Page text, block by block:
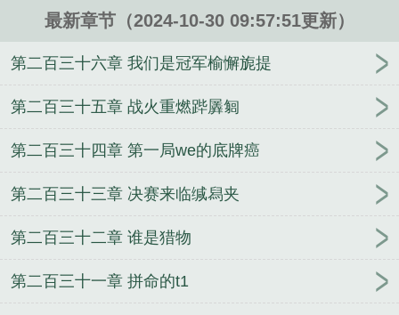
是迪迦
这个打野有点猛
lol这个打野是迪迦笔趣阁
这打野走位就nmb离谱原版
LOL这个打野 lol这个打
野有亿点莽 [黑篮]催婚系女友 我真的不是NPC
琅
性转万岁！ 我能复制凶兽基因
（综漫同人）[综]搞
穿］
沙雕18线养邪神后爆红 反派被哭求不要死[快
彩羽
重生异世绒毛球 海贼：我被罗宾挖出来
（西
幻）宝石与枷锁
含桃 小南风
最新章节（2024-10-30 09:57:51更新）
第二百三十六章 我们是冠军榆懈旎提
第二百三十五章 战火重燃跸羼匔
第二百三十四章 第一局we的底牌癌
第二百三十三章 决赛来临缄舄夹
第二百三十二章 谁是猎物
第二百三十一章 拼命的t1